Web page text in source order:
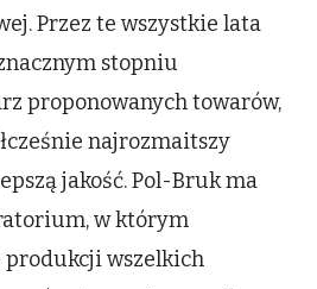
Przez te wszystkie lata
stopniu
proponowanych towarów,
najrozmaitszy
jakość. Pol-Bruk ma
w którym
wszelkich